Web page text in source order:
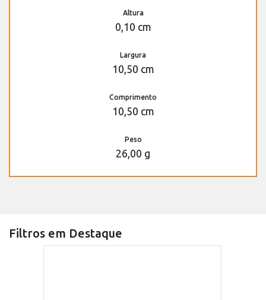
Altura
0,10 cm
Largura
10,50 cm
Comprimento
10,50 cm
Peso
26,00 g
Filtros em Destaque